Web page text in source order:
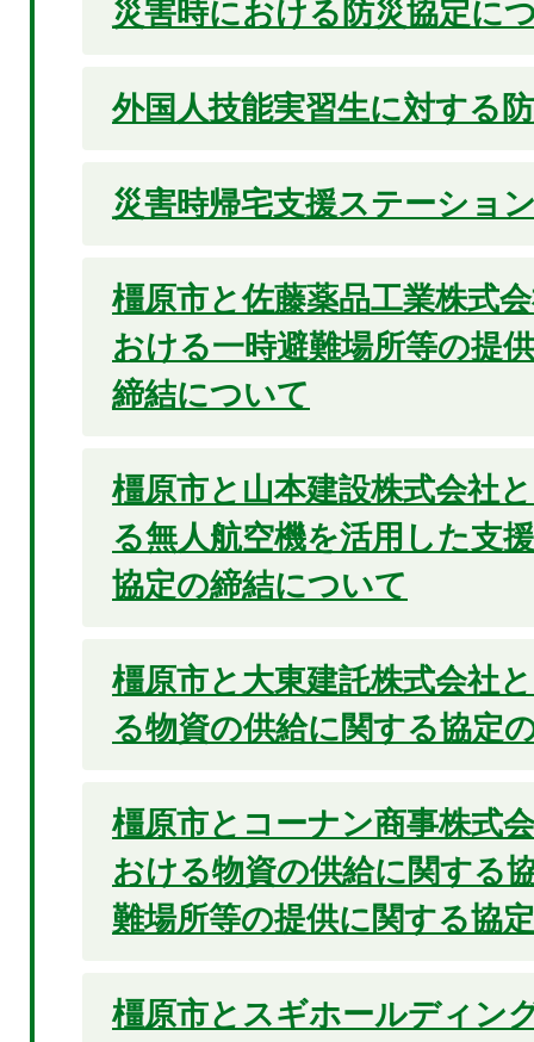
災害時における防災協定に
外国人技能実習生に対する
災害時帰宅支援ステーショ
橿原市と佐藤薬品工業株式
おける一時避難場所等の提
締結について
橿原市と山本建設株式会社
る無人航空機を活用した支
協定の締結について
橿原市と大東建託株式会社
る物資の供給に関する協定
橿原市とコーナン商事株式
おける物資の供給に関する
難場所等の提供に関する協
橿原市とスギホールディン